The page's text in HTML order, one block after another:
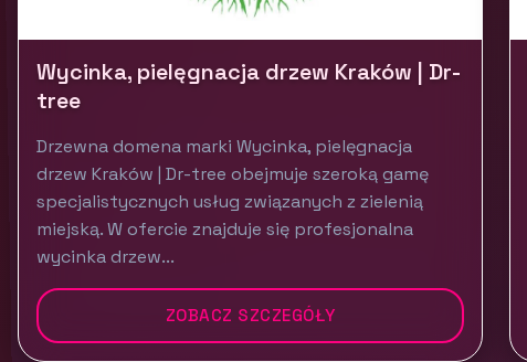
Wycinka, pielęgnacja drzew Kraków | Dr-
tree
Drzewna domena marki Wycinka, pielęgnacja
drzew Kraków | Dr-tree obejmuje szeroką gamę
specjalistycznych usług związanych z zielenią
miejską. W ofercie znajduje się profesjonalna
wycinka drzew...
ZOBACZ SZCZEGÓŁY